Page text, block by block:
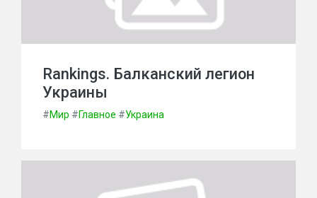
Rankings. Балканский легион
Украины
#Мир #Главное #Украина